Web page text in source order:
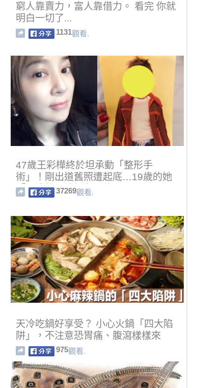
窮人靠賣力，富人靠借力。 看完 你就
明白一切了...
1131觀看.
47歲王彩樺終於坦承動「整形手
術」！剛出道舊照遭起底…19歲的她
「長這樣」讓網友看傻！
37269觀看.
天冷吃鍋好享受？ 小心火鍋「四大陷
阱」，不注意恐胃痛、腹瀉樣樣來
975觀看.